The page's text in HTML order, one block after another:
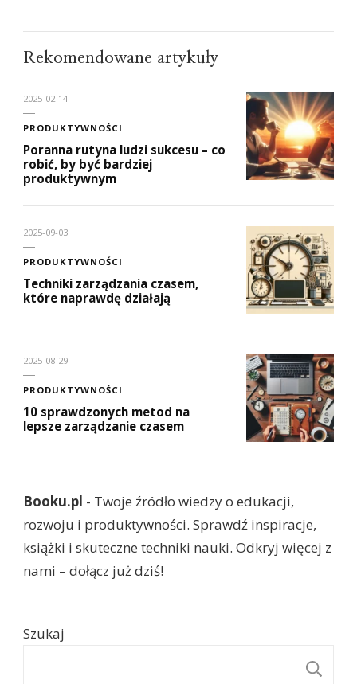
Rekomendowane artykuły
2025-02-14
PRODUKTYWNOŚCI
Poranna rutyna ludzi sukcesu – co
robić, by być bardziej
produktywnym
2025-09-03
PRODUKTYWNOŚCI
Techniki zarządzania czasem,
które naprawdę działają
2025-08-29
PRODUKTYWNOŚCI
10 sprawdzonych metod na
lepsze zarządzanie czasem
Booku.pl - Twoje źródło wiedzy o edukacji,
rozwoju i produktywności. Sprawdź inspiracje,
książki i skuteczne techniki nauki. Odkryj więcej z
nami – dołącz już dziś!
Szukaj